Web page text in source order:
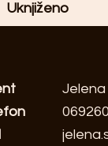
Uknjiženo
Jelena